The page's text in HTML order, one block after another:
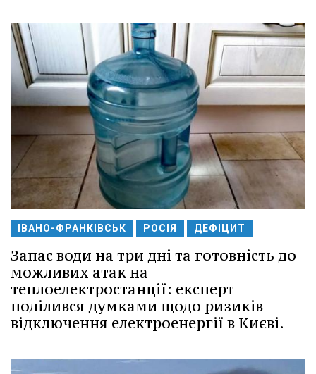
ІВАНО-ФРАНКІВСЬК РОСІЯ ДЕФІЦИТ
Запас води на три дні та готовність до
можливих атак на
теплоелектростанції: експерт
поділився думками щодо ризиків
відключення електроенергії в Києві.